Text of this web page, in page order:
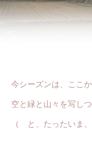
ーズンは、ここか
緑と山々を写しつ
と、たったいま、思